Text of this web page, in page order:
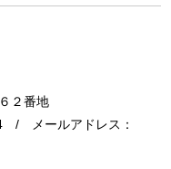
２番地
/ メールアドレス：